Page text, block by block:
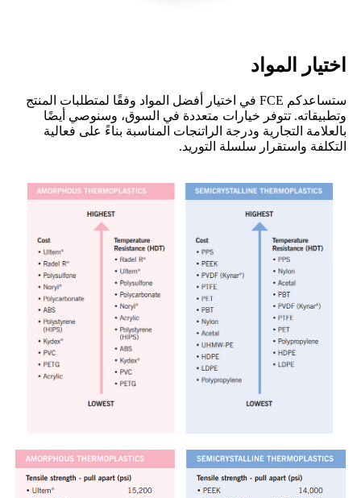
اختيار المواد
ستساعدكم FCE في اختيار أفضل المواد وفقًا لمتطلبات المنتج
وتطبيقاته. تتوفر خيارات متعددة في السوق، وسنوصي أيضًا
بالعلامة التجارية ودرجة الراتنجات المناسبة بناءً على فعالية
التكلفة واستقرار سلسلة التوريد.